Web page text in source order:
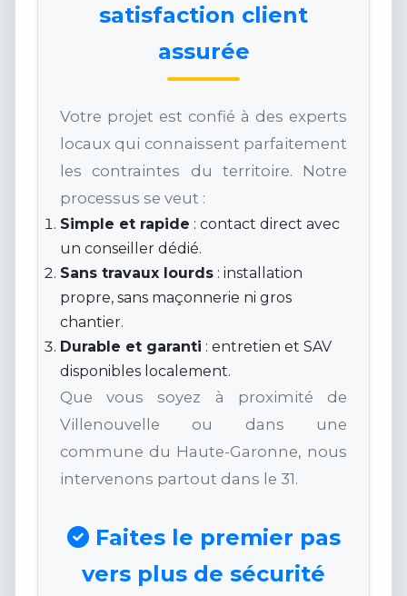
satisfaction client
assurée
Votre projet est confié à des experts
locaux qui connaissent parfaitement
les contraintes du territoire. Notre
processus se veut :
Simple et rapide : contact direct avec
un conseiller dédié.
Sans travaux lourds : installation
propre, sans maçonnerie ni gros
chantier.
Durable et garanti : entretien et SAV
disponibles localement.
Que vous soyez à proximité de
Villenouvelle ou dans une
commune du Haute-Garonne, nous
intervenons partout dans le 31.
Faites le premier pas
vers plus de sécurité